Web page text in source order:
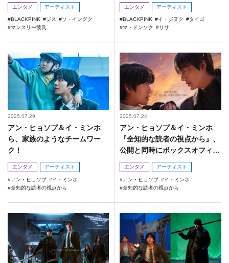
エンタメ アーティスト
BLACKPINK ジス
ソ・イングク
マンスリー彼氏
エンタメ アーティスト
BLACKPINK イ・ジヌク
タイゴ
マ・ドンソク
リサ
2025.07.29
アン・ヒョソプ＆イ・ミンホ
ら、家族のようなチームワー
ク！
エンタメ アーティスト
アン・ヒョソプ
イ・ミンホ
全知的な読者の視点から
2025.07.24
アン・ヒョソプ＆イ・ミンホ
『全知的な読者の視点から』、
公開と同時にボックスオフィス
首位！
エンタメ アーティスト
アン・ヒョソプ
イ・ミンホ
全知的な読者の視点から